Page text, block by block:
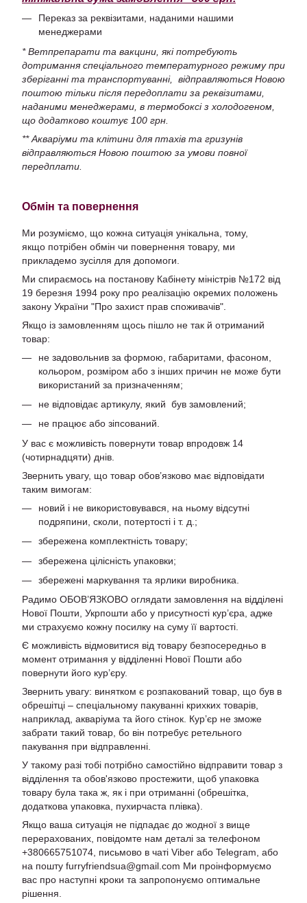
Переказ за реквізитами, наданими нашими
менеджерами
* Ветпрепарати та вакцини, які потребують
дотримання спеціального температурного режиму при
зберіганні та транспортуванні, відправляються Новою
поштою тільки після передоплати за реквізитами,
наданими менеджерами, в термобоксі з холодогеном,
що додатково коштує 100 грн.
** Акваріуми та клітини для птахів та гризунів
відправляються Новою поштою за умови повної
передплати.
Обмін та повернення
Ми розуміємо, що кожна ситуація унікальна, тому,
якщо потрібен обмін чи повернення товару, ми
прикладемо зусілля для допомоги.
Ми спираємось на постанову Кабінету міністрів №172 від
19 березня 1994 року про реалізацію окремих положень
закону України "Про захист прав споживачів".
Якщо із замовленням щось пішло не так й отриманий
товар:
не задовольнив за формою, габаритами, фасоном,
кольором, розміром або з інших причин не може бути
використаний за призначенням;
не відповідає артикулу, який був замовлений;
не працює або зіпсований.
У вас є можливість повернути товар впродовж 14
(чотирнадцяти) днів.
Звернить увагу, що товар обов’язково має відповідати
таким вимогам:
новий і не використовувався, на ньому відсутні
подряпини, сколи, потертості і т. д.;
збережена комплектність товару;
збережена цілісність упаковки;
збережені маркування та ярлики виробника.
Радимо ОБОВ’ЯЗКОВО оглядати замовлення на відділені
Нової Пошти, Укрпошти або у присутності кур’єра, адже
ми страхуємо кожну посилку на суму її вартості.
Є можливість відмовитися від товару безпосередньо в
момент отримання у відділенні Нової Пошти або
повернути його кур’єру.
Звернить увагу: винятком є розпакований товар, що був в
обрешітці – спеціальному пакуванні крихких товарів,
наприклад, акваріума та його стінок. Кур’єр не зможе
забрати такий товар, бо він потребує ретельного
пакування при відправленні.
У такому разі тобі потрібно самостійно відправити товар з
відділення та обов'язково простежити, щоб упаковка
товару була така ж, як і при отриманні (обрешітка,
додаткова упаковка, пухирчаста плівка).
Якщо ваша ситуація не підпадає до жодної з вище
перерахованих, повідомте нам деталі за телефоном
+380665751074, письмово в чаті Viber або Telegram, або
на пошту furryfriendsua@gmail.com Ми проінформуємо
вас про наступні кроки та запропонуємо оптимальне
рішення.